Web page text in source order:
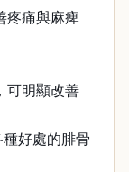
疼痛與麻痺
可明顯改善
種好處的腓骨